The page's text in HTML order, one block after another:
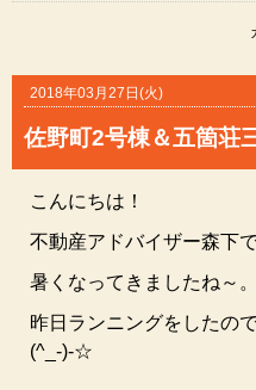
2018年03月27日(火)
佐野町2号棟＆五箇荘
こんにちは！
不動産アドバイザー森下
暑くなってきましたね～。
昨日ランニングをしたの
(^_-)-☆